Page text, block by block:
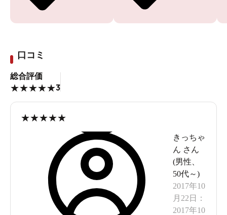
口コミ
総合評価
★★★★★3
★★★★★
きっちゃ
ん さん
(男性
50代～)
2017年10
月22日
：
2017年10